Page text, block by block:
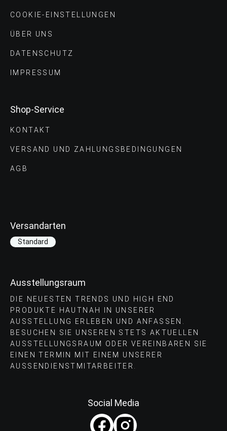
COOKIE-EINSTELLUNGEN
ÜBER UNS
DATENSCHUTZ
IMPRESSUM
Shop-Service
KONTAKT
VERSAND UND ZAHLUNGS­BEDINGUNGEN
AGB
Versandarten
Standard
Ausstellungsraum
DIE NEUESTEN TRENDS UND HIGH END
PRODUKTE HAUTNAH IN UNSERER
AUSSTELLUNG ERLEBEN UND ANFASSEN.
BESUCHEN SIE UNSEREN STETS AKTUELLEN
AUSSTELLUNGSRAUM ODER VEREINBAREN SIE
EINEN TERMIN MIT EINEM UNSERER
AUSSENDIENSTMITARBEITER.
Social Media